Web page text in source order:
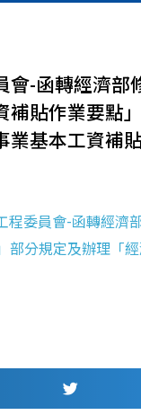
會-函轉經濟
補貼作業要點
業基本工資補
程委員會-函轉經濟
部分規定及辦理「